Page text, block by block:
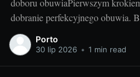
doboru obuwiaPierwszym
dobranie perfekcyjnego obuwia.
modnej kobiety, które decydują o
przede wszystkim są elementem
Porto
30 lip 2026 • 1 min read